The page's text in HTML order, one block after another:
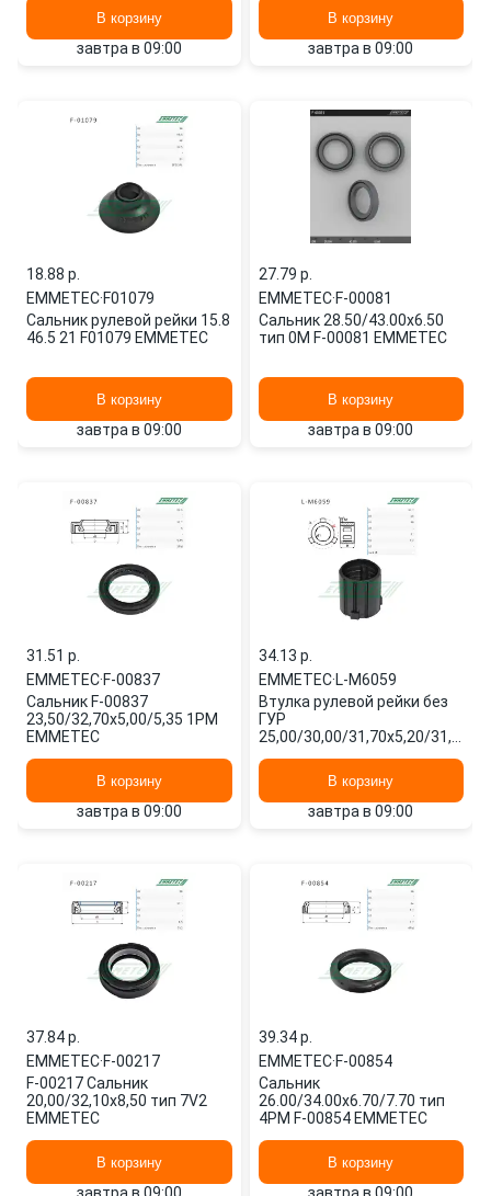
В корзину
завтра в 09:00
В корзину
завтра в 09:00
18.88 p.
EMMETEC·F01079
Сальник рулевой рейки 15.8
46.5 21 F01079 EMMETEC
В корзину
завтра в 09:00
27.79 p.
EMMETEC·F-00081
Сальник 28.50/43.00x6.50
тип 0M F-00081 EMMETEC
В корзину
завтра в 09:00
31.51 p.
EMMETEC·F-00837
Сальник F-00837
23,50/32,70x5,00/5,35 1PM
EMMETEC
В корзину
завтра в 09:00
34.13 p.
EMMETEC·L-M6059
Втулка рулевой рейки без
ГУР
25,00/30,00/31,70x5,20/31,00
В корзину
завтра в 09:00
37.84 p.
EMMETEC·F-00217
F-00217 Сальник
20,00/32,10x8,50 тип 7V2
EMMETEC
В корзину
39.34 p.
EMMETEC·F-00854
Сальник
26.00/34.00x6.70/7.70 тип
4PM F-00854 EMMETEC
В корзину